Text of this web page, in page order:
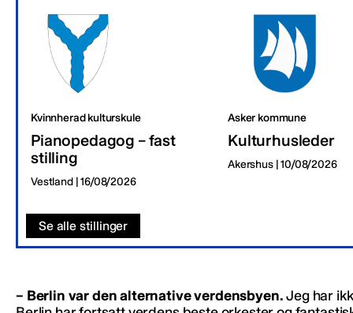
Kvinnherad kulturskule
Pianopedagog – fast
stilling
Vestland | 16/08/2026
Asker kommune
Kulturhusleder
Akershus | 10/08/2026
Se alle stillinger
– Berlin var den alternative verdensbyen.Jeg har